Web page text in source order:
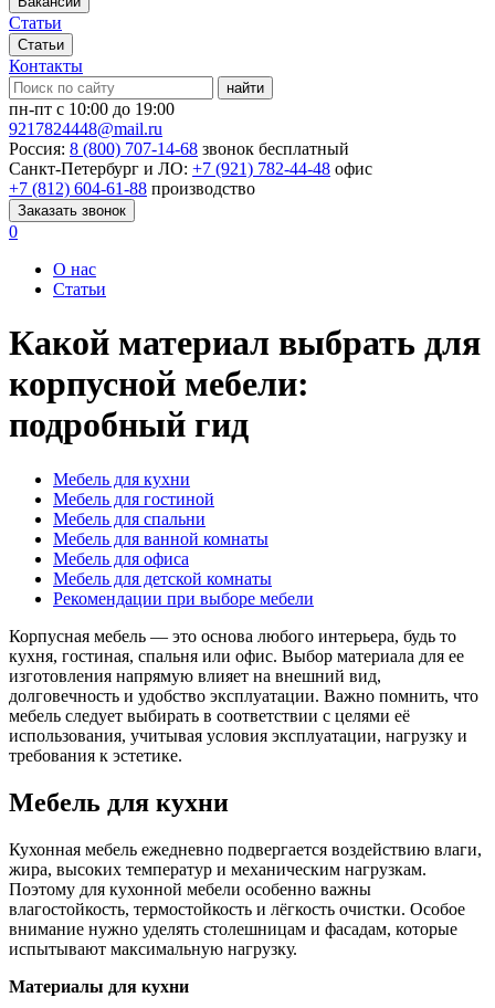
Статьи
Статьи
Контакты
найти
пн-пт с 10:00 до 19:00
9217824448@mail.ru
Россия: 8 (800) 707-14-68 звонок бесплатный
Санкт-Петербург и ЛО: +7 (921) 782-44-48 офис
+7 (812) 604-61-88 производство
Заказать звонок
0
О нас
Статьи
Какой материал выбрать для
корпусной мебели:
подробный гид
Мебель для кухни
Мебель для гостиной
Мебель для спальни
Мебель для ванной комнаты
Мебель для офиса
Мебель для детской комнаты
Рекомендации при выборе мебели
Корпусная мебель — это основа любого интерьера, будь то
кухня, гостиная, спальня или офис. Выбор материала для ее
изготовления напрямую влияет на внешний вид,
долговечность и удобство эксплуатации. Важно помнить, что
мебель следует выбирать в соответствии с целями её
использования, учитывая условия эксплуатации, нагрузку и
требования к эстетике.
Мебель для кухни
Кухонная мебель ежедневно подвергается воздействию влаги,
жира, высоких температур и механическим нагрузкам.
Поэтому для кухонной мебели особенно важны
влагостойкость, термостойкость и лёгкость очистки. Особое
внимание нужно уделять столешницам и фасадам, которые
испытывают максимальную нагрузку.
Материалы для кухни